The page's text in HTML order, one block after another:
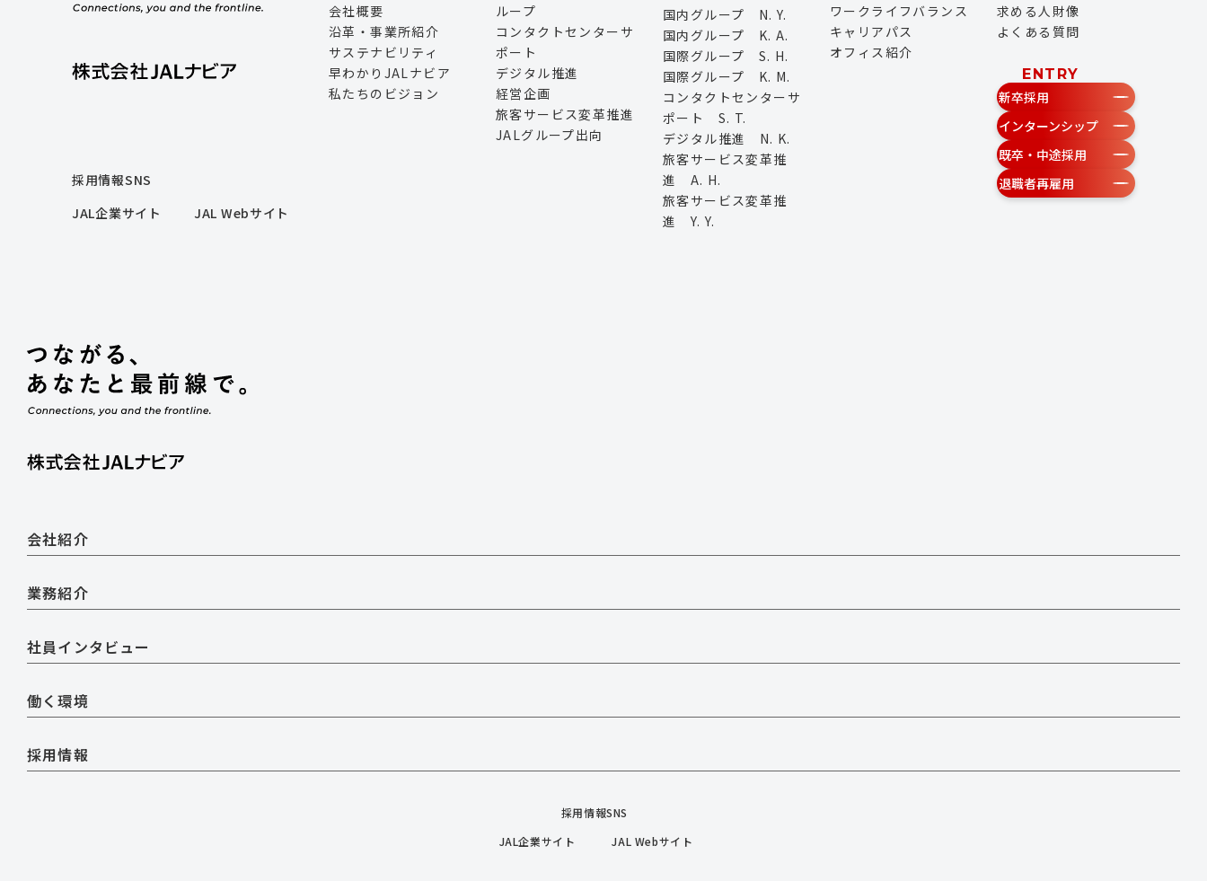
会社概要
沿革・事業所紹介
サステナビリティ
早わかりJALナビア
私たちのビジョン
ループ
コンタクトセンターサ
ポート
デジタル推進
経営企画
旅客サービス変革推進
JALグループ出向
国内グループ N. Y.
国内グループ K. A.
国際グループ S. H.
国際グループ K. M.
コンタクトセンターサ
ポート S. T.
デジタル推進 N. K.
旅客サービス変革推
進 A. H.
旅客サービス変革推
進 Y. Y.
ワークライフバランス
キャリアパス
オフィス紹介
求める人財像
よくある質問
ENTRY
新卒採用
インターンシップ
既卒・中途採用
退職者再雇用
採用情報SNS
JAL企業サイト
JAL Webサイト
会社紹介
業務紹介
社員インタビュー
働く環境
採用情報
採用情報SNS
JAL企業サイト
JAL Webサイト